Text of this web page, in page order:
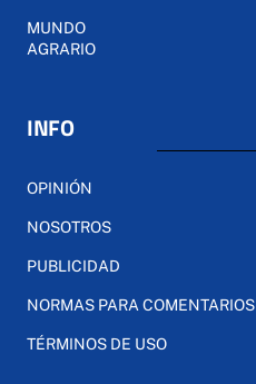
MUNDO
AGRARIO
INFO
OPINIÓN
NOSOTROS
PUBLICIDAD
NORMAS PARA COMENTARIOS
TÉRMINOS DE USO